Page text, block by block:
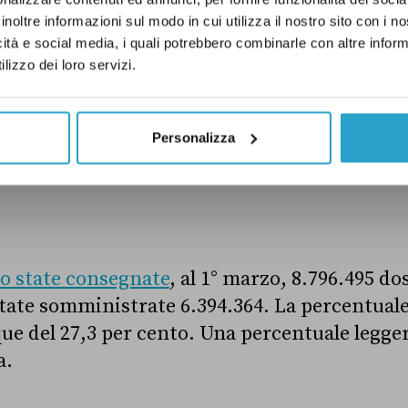
informazioni sul modo in cui utilizza il nostro sito con i
e social media, i quali potrebbero combinarle con altre
dei loro servizi.
Personalizza
una percentuale maggiore.
poche?
circa di dosi consegnate ma non utilizzate
rispondere a questa domanda vediamo
Paesi dell’Ue, Germania, Francia e
state consegnate, al 1° marzo, 8.796.495
somministrate 6.394.364. La
del 27,3 per cento. Una percentuale